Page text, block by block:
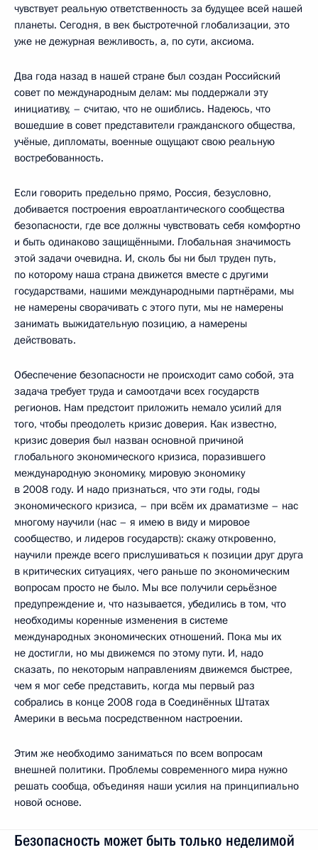
чувствует реальную ответственность за будущее всей нашей
планеты. Сегодня, в век быстротечной глобализации, это
уже не дежурная вежливость, а, по сути, аксиома.
Два года назад в нашей стране был создан Российский
совет по международным делам: мы поддержали эту
инициативу, – считаю, что не ошиблись. Надеюсь, что
вошедшие в совет представители гражданского общества,
учёные, дипломаты, военные ощущают свою реальную
востребованность.
Если говорить предельно прямо, Россия, безусловно,
добивается построения евроатлантического сообщества
безопасности, где все должны чувствовать себя комфортно
и быть одинаково защищёнными. Глобальная значимость
этой задачи очевидна. И, сколь бы ни был труден путь,
по которому наша страна движется вместе с другими
государствами, нашими международными партнёрами, мы
не намерены сворачивать с этого пути, мы не намерены
занимать выжидательную позицию, а намерены
действовать.
Обеспечение безопасности не происходит само собой, эта
задача требует труда и самоотдачи всех государств
регионов. Нам предстоит приложить немало усилий для
того, чтобы преодолеть кризис доверия. Как известно,
кризис доверия был назван основной причиной
глобального экономического кризиса, поразившего
международную экономику, мировую экономику
в 2008 году. И надо признаться, что эти годы, годы
экономического кризиса, – при всём их драматизме – нас
многому научили (нас – я имею в виду и мировое
сообщество, и лидеров государств): скажу откровенно,
научили прежде всего прислушиваться к позиции друг друга
в критических ситуациях, чего раньше по экономическим
вопросам просто не было. Мы все получили серьёзное
предупреждение и, что называется, убедились в том, что
необходимы коренные изменения в системе
международных экономических отношений. Пока мы их
не достигли, но мы движемся по этому пути. И, надо
сказать, по некоторым направлениям движемся быстрее,
чем я мог себе представить, когда мы первый раз
собрались в конце 2008 года в Соединённых Штатах
Америки в весьма посредственном настроении.
Этим же необходимо заниматься по всем вопросам
внешней политики. Проблемы современного мира нужно
решать сообща, объединяя наши усилия на принципиально
новой основе.
Безопасность может быть только неделимой